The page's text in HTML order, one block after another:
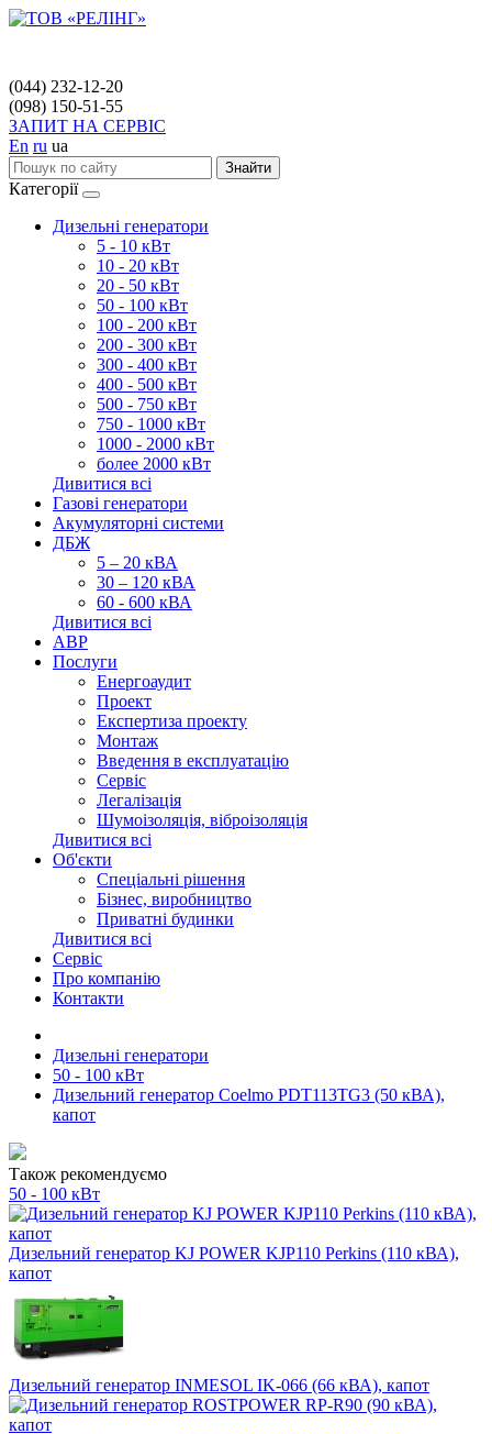
(044) 232-12-20
(098) 150-51-55
ЗАПИТ НА СЕРВІС
En ru ua
Знайти
Категорії
Дизельні генератори
5 - 10 кВт
10 - 20 кВт
20 - 50 кВт
50 - 100 кВт
100 - 200 кВт
200 - 300 кВт
300 - 400 кВт
400 - 500 кВт
500 - 750 кВт
750 - 1000 кВт
1000 - 2000 кВт
более 2000 кВт
Дивитися всі
Газові генератори
Акумуляторні системи
ДБЖ
5 – 20 кВА
30 – 120 кВА
60 - 600 кВА
Дивитися всі
АВР
Послуги
Енергоаудит
Проект
Експертиза проекту
Монтаж
Введення в експлуатацію
Сервіс
Легалізація
Шумоізоляція, віброізоляція
Дивитися всі
Об'єкти
Спеціальні рішення
Бізнес, виробництво
Приватні будинки
Дивитися всі
Сервіс
Про компанію
Контакти
Дизельні генератори
50 - 100 кВт
Дизельний генератор Coelmo PDT113TG3 (50 кВА),
капот
Також рекомендуємо
50 - 100 кВт
Дизельний генератор KJ POWER KJP110 Perkins (110 кВА),
капот
Дизельний генератор INMESOL IK-066 (66 кВА), капот